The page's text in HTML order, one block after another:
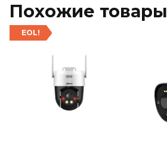
Похожие товары
EOL!